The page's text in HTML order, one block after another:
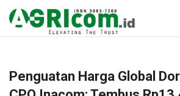
Penguatan Harga Global